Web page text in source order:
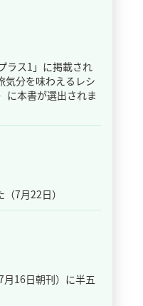
ラス1」に掲載され
気分を味わえるレシ
に本書が選出されま
7月22日）
16日朝刊）に半五